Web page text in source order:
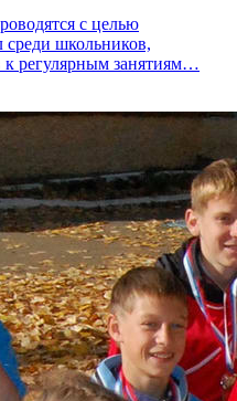
с целью
среди школьников,
к регулярным занятиям…